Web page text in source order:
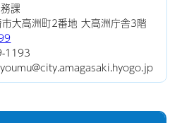
課
大高洲町2番地 大高洲庁舎3階
1193